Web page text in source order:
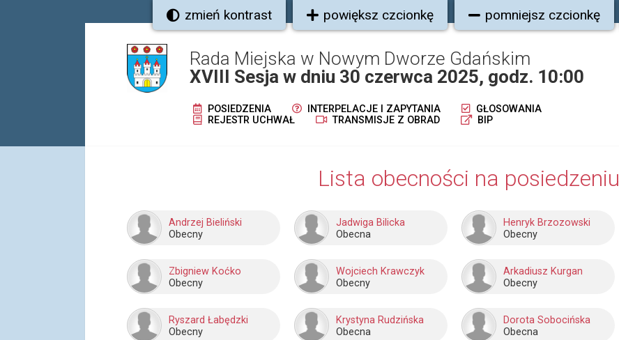
zmień kontrast powiększ czcionkę pomniejsz czcionkę
Rada Miejska w Nowym Dworze Gdańskim
XVIII Sesja w dniu 30 czerwca 2025, godz. 10:00
POSIEDZENIA INTERPELACJE I ZAPYTANIA
GŁOSOWANIA
REJESTR UCHWAŁ
TRANSMISJE Z OBRAD BIP
Lista obecności na posiedzeniu
Andrzej Bieliński
Obecny
Jadwiga Bilicka
Obecna
Henryk Brzozowski
Obecny
Zbigniew Koćko
Obecny
Wojciech Krawczyk
Obecny
Arkadiusz Kurgan
Obecny
Ryszard Łabędzki
Obecny
Krystyna Rudzińska
Obecna
Dorota Sobocińska
Obecna